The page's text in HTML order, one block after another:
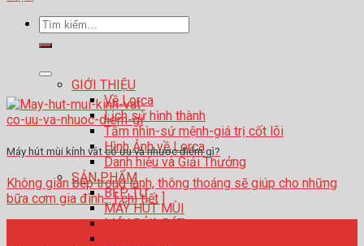
Tìm
kiếm:
GIỚI THIỆU
Về Lorca
Lịch sử hình thành
Tầm nhìn-sứ mệnh-giá trị cốt lõi
Hình Ảnh về Lorca
Danh hiệu và Giải Thưởng
SẢN PHẨM
BẾP TỪ
MÁY HÚT MÙI
MÁY RỬA BÁT
Máy hút mùi kính vát có ưu và nhược điểm gì?
Không gian bếp trong lành, thông thoáng sẽ giúp cho những
bữa cơm gia đình... [ chi tiết ]